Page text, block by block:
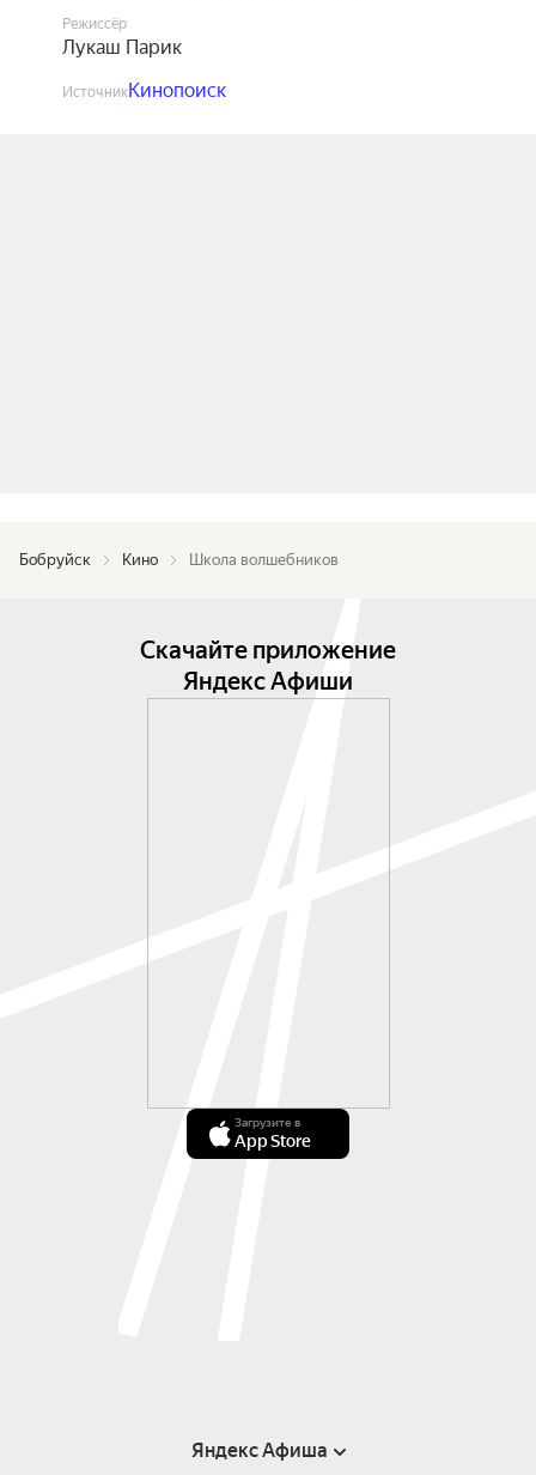
Режиссёр
Лукаш Парик
ИсточникКинопоиск
Бобруйск Кино Школа волшебников
Скачайте приложение
Яндекс Афиши
Загрузите в
App Store
Яндекс Афиша